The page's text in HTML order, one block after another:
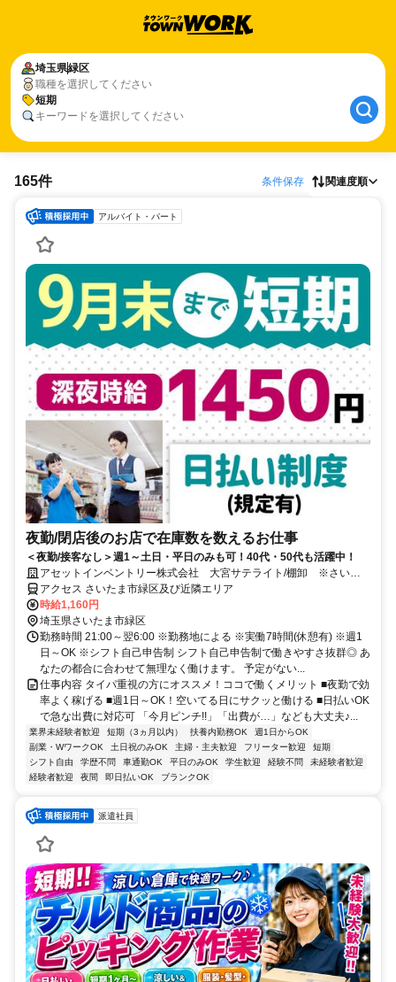
埼玉県緑区
職種を選択してください
短期
キーワードを選択してください
165件 条件保存 関連度順
アルバイト・パート
夜勤/閉店後のお店で在庫数を数えるお仕事
＜夜勤/接客なし＞週1～土日・平日のみも可！40代・50代も活躍中！
アセットインベントリー株式会社 大宮サテライト/棚卸 ※さいた
ま市緑区エリア管轄
アクセス さいたま市緑区及び近隣エリア
時給1,160円
埼玉県さいたま市緑区
勤務時間 21:00～翌6:00 ※勤務地による ※実働7時間(休憩有) ※週1
日～OK ※シフト自己申告制 シフト自己申告制で働きやすさ抜群◎ あ
なたの都合に合わせて無理なく働けます。 予定がない...
仕事内容 タイパ重視の方にオススメ！ココで働くメリット ■夜勤で効
率よく稼げる ■週1日～OK！空いてる日にサクッと働ける ■日払いOK
で急な出費に対応可 「今月ピンチ!!」「出費が…」なども大丈夫♪...
業界未経験者歓迎 短期（3ヵ月以内） 扶養内勤務OK
週1日からOK
副業・WワークOK
土日祝のみOK 主婦・主夫歓迎 フリーター歓迎
短期
シフト自由
学歴不問 車通勤OK 平日のみOK 学生歓迎 経験不問
未経験者歓迎
経験者歓迎
夜間 即日払いOK ブランクOK
派遣社員